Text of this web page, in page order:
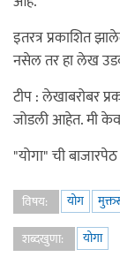
इतरत्र प्रकाशित
नसेल तर हा लेख
टीप : लेखाबरोबर
जोडली आहेत. मी
"योगा" ची
विषय: योग
शब्दखुणा:
योगा